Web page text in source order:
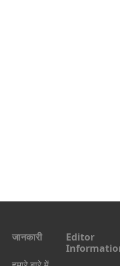
जानकारी
Editor